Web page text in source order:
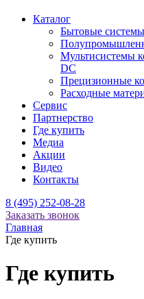
Каталог
Бытовые
Мультисистемы
DC
Прецизионные
Расходные
Сервис
Партнерство
Где купить
Медиа
Акции
Видео
Контакты
8 (495) 252-08-28
Заказать звонок
Главная
Где купить
Где купить